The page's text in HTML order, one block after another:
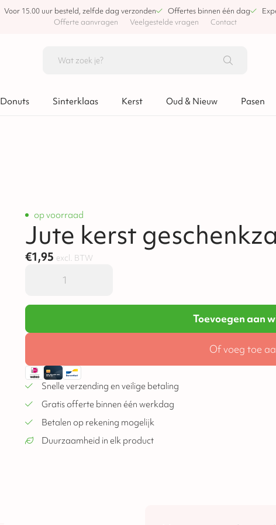
Voor 15.00 uur besteld, zelfde dag verzonden Offertes binnen één dag
Offerte aanvragen
Veelgestelde vragen Contact
Donuts Sinterklaas Kerst Oud & Nieuw Pasen
op voorraad
Jute kerst
€1,95 excl. BTW
Toevoegen aan
Of voeg toe
Snelle verzending en veilige betaling
Gratis offerte binnen één werkdag
Betalen op rekening mogelijk
Duurzaamheid in elk product